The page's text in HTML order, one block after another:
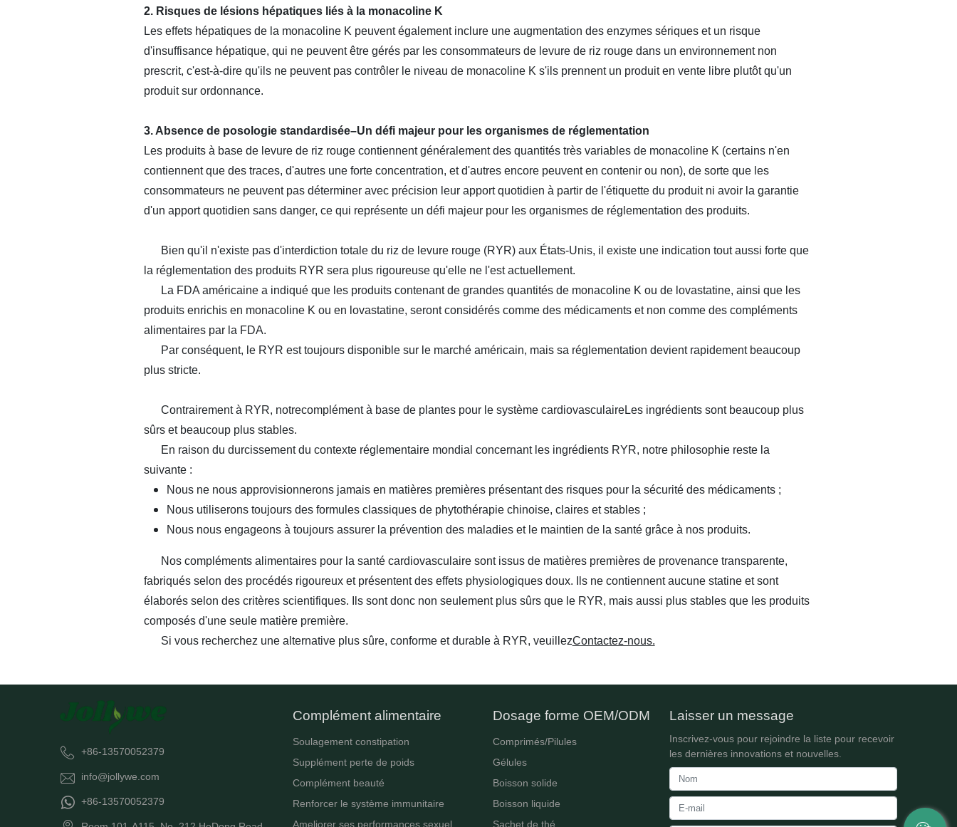
2. Risques de lésions hépatiques liés à la monacoline K
Les effets hépatiques de la monacoline K peuvent également inclure une augmentation des enzymes sériques et un risque
d'insuffisance hépatique, qui ne peuvent être gérés par les consommateurs de levure de riz rouge dans un environnement non
prescrit, c'est-à-dire qu'ils ne peuvent pas contrôler le niveau de monacoline K s'ils prennent un produit en vente libre plutôt qu'un
produit sur ordonnance.
3. Absence de posologie standardisée–Un défi majeur pour les organismes de réglementation
Les produits à base de levure de riz rouge contiennent généralement des quantités très variables de monacoline K (certains n'en
contiennent que des traces, d'autres une forte concentration, et d'autres encore peuvent en contenir ou non), de sorte que les
consommateurs ne peuvent pas déterminer avec précision leur apport quotidien à partir de l'étiquette du produit ni avoir la garantie
d'un apport quotidien sans danger, ce qui représente un défi majeur pour les organismes de réglementation des produits.
Bien qu'il n'existe pas d'interdiction totale du riz de levure rouge (RYR) aux États-Unis, il existe une indication tout aussi forte que
la réglementation des produits RYR sera plus rigoureuse qu'elle ne l'est actuellement.
La FDA américaine a indiqué que les produits contenant de grandes quantités de monacoline K ou de lovastatine, ainsi que les
produits enrichis en monacoline K ou en lovastatine, seront considérés comme des médicaments et non comme des compléments
alimentaires par la FDA.
Par conséquent, le RYR est toujours disponible sur le marché américain, mais sa réglementation devient rapidement beaucoup
plus stricte.
Contrairement à RYR, notrecomplément à base de plantes pour le système cardiovasculaireLes ingrédients sont beaucoup plus
sûrs et beaucoup plus stables.
En raison du durcissement du contexte réglementaire mondial concernant les ingrédients RYR, notre philosophie reste la
suivante :
Nous ne nous approvisionnerons jamais en matières premières présentant des risques pour la sécurité des médicaments ;
Nous utiliserons toujours des formules classiques de phytothérapie chinoise, claires et stables ;
Nous nous engageons à toujours assurer la prévention des maladies et le maintien de la santé grâce à nos produits.
Nos compléments alimentaires pour la santé cardiovasculaire sont issus de matières premières de provenance transparente,
fabriqués selon des procédés rigoureux et présentent des effets physiologiques doux. Ils ne contiennent aucune statine et sont
élaborés selon des critères scientifiques. Ils sont donc non seulement plus sûrs que le RYR, mais aussi plus stables que les produits
composés d'une seule matière première.
Si vous recherchez une alternative plus sûre, conforme et durable à RYR, veuillezContactez-nous.
+86-13570052379
info@jollywe.com
+86-13570052379
Complément alimentaire
Soulagement constipation
Supplément perte de poids
Complément beauté
Renforcer le système immunitaire
Ameliorer ses performances sexuel
Dosage forme OEM/ODM
Comprimés/Pilules
Gélules
Boisson solide
Boisson liquide
Sachet de thé
Laisser un message
Inscrivez-vous pour rejoindre la liste pour recevoir
les dernières innovations et nouvelles.